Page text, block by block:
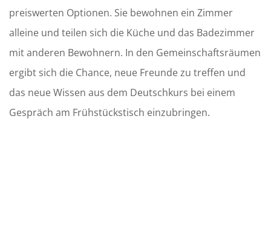
preiswerten Optionen. Sie bewohnen ein Zimmer
alleine und teilen sich die Küche und das Badezimmer
mit anderen Bewohnern. In den Gemeinschaftsräumen
ergibt sich die Chance, neue Freunde zu treffen und
das neue Wissen aus dem Deutschkurs bei einem
Gespräch am Frühstückstisch einzubringen.